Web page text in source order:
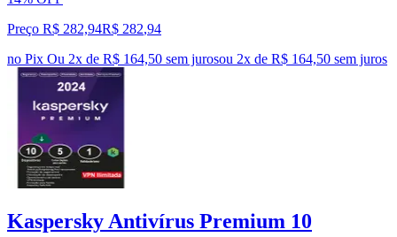
Preço R$ 282,94R$ 282,94
no Pix Ou 2x de R$ 164,50 sem jurosou 2x de R$ 164,50 sem juros
Kaspersky Antivírus Premium 10